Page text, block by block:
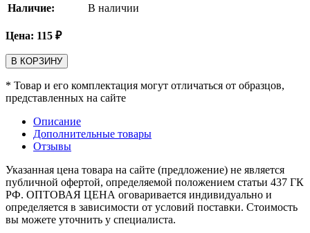
Наличие:
В наличии
Цена: 115 ₽
В КОРЗИНУ
* Товар и его комплектация могут отличаться от образцов,
представленных на сайте
Описание
Дополнительные товары
Отзывы
Указанная цена товара на сайте (предложение) не является
публичной офертой, определяемой положением статьи 437 ГК
РФ. ОПТОВАЯ ЦЕНА оговаривается индивидуально и
определяется в зависимости от условий поставки. Стоимость
вы можете уточнить у специалиста.